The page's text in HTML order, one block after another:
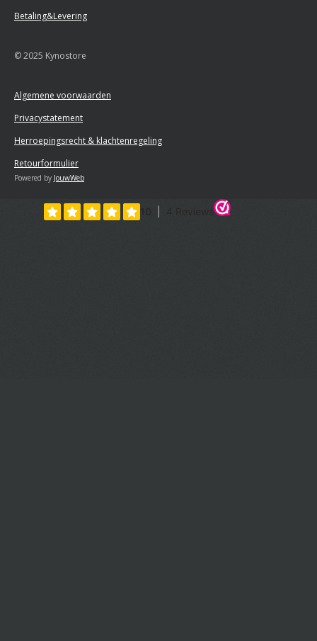
Betaling&Levering
© 2025 Kynostore
Algemene voorwaarden
Privacystatement
Herroepingsrecht & klachtenregeling
Retourformulier
Powered by JouwWeb